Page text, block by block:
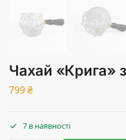
Чахай «Крига»
799₴
7 в наявності